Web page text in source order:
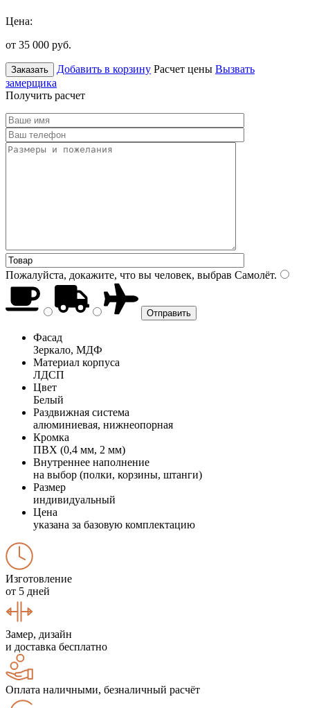
Цена:
от 35 000 руб.
Заказать Добавить в корзину Расчет цены Вызвать
замерщика
Получить расчет
Пожалуйста, докажите, что вы человек, выбрав Самолёт.
Фасад
Зеркало, МДФ
Материал корпуса
ЛДСП
Цвет
Белый
Раздвижная система
алюминиевая, нижнеопорная
Кромка
ПВХ (0,4 мм, 2 мм)
Внутреннее наполнение
на выбор (полки, корзины, штанги)
Размер
индивидуальный
Цена
указана за базовую комплектацию
Изготовление
от 5 дней
Замер, дизайн
и доставка бесплатно
Оплата наличными, безналичный расчёт